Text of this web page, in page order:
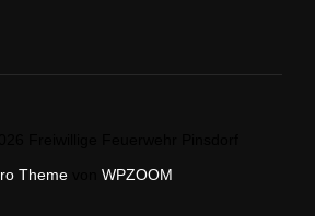
Theme
WPZOOM